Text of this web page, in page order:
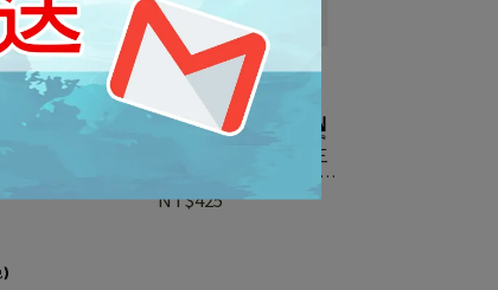
LOLAT 羅力 HS 335 CP 鉻 無壓差三
段式按摩蓮蓬頭 三段式旋轉盤 蓮蓬頭
把手 蓮蓬頭 花灑 淋浴 沐浴把手
NT$425